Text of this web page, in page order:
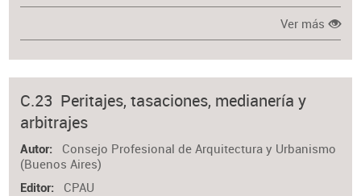
Ver más
C.23 Peritajes, tasaciones, medianería y
arbitrajes
Autor
Consejo Profesional de Arquitectura y Urbanismo
(Buenos Aires)
Editor CPAU